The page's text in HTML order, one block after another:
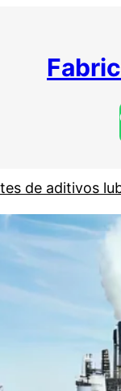
de aditivos